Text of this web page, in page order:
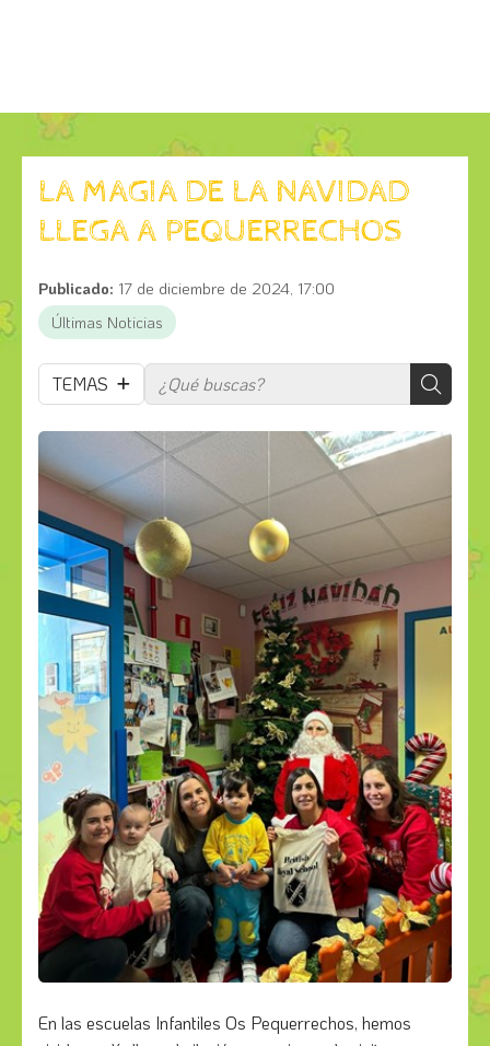
LA MAGIA DE LA NAVIDAD
LLEGA A PEQUERRECHOS
Publicado: 17 de diciembre de 2024, 17:00
Últimas Noticias
TEMAS
En las escuelas Infantiles Os Pequerrechos, hemos